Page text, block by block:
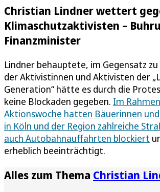
Christian Lindner wettert
Klimaschutzaktivisten –
Finanzminister
Lindner behauptete, im Gegensatz
der Aktivistinnen und Aktivisten der
Generation“ hätte es durch die
keine Blockaden gegeben. Im
Aktionswoche hatten Bäuerinnen
in Köln und der Region zahlreiche
auch Autobahnauffahrten blockiert
erheblich beeinträchtigt.
Alles zum Thema Christian